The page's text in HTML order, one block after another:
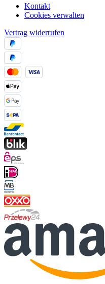
Kontakt
Cookies verwalten
Vertrag widerrufen